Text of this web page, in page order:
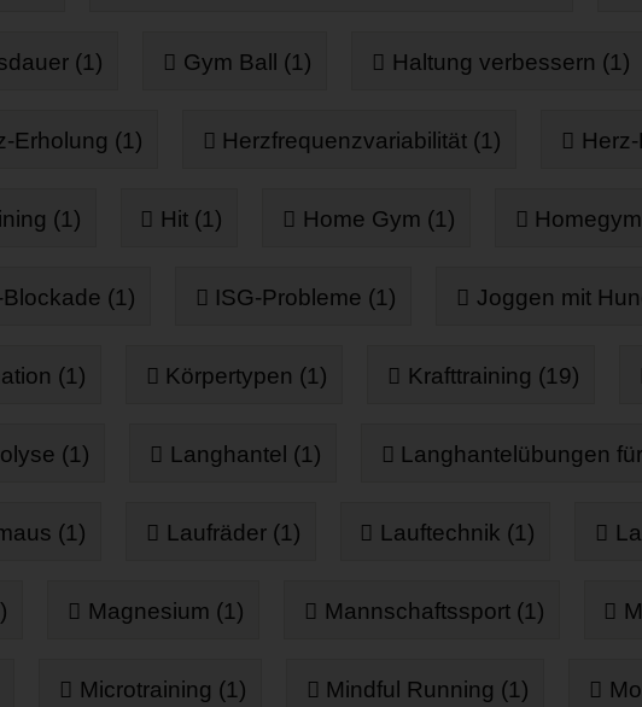
(1) Gym Ball (1) Haltung verbessern (1)
Erholung (1) Herzfrequenzvariabilität (1)
(1) Hit (1) Home Gym (1)
Blockade (1) ISG-Probleme (1) Joggen mit
(1) Körpertypen (1) Krafttraining (19)
(1) Langhantel (1) Langhantelübungen
(1) Laufräder (1) Lauftechnik (1)
Magnesium (1) Mannschaftssport (1)
Microtraining (1) Mindful Running (1)